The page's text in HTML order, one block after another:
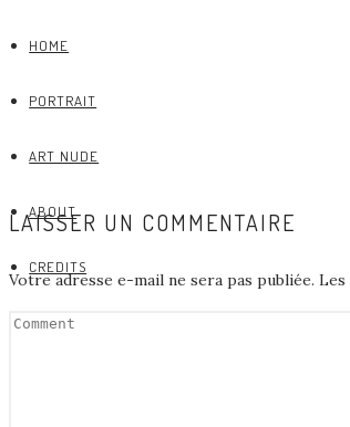
HOME
PORTRAIT
ART NUDE
ABOUT
CREDITS
LAISSER UN COMMENTAIRE
Votre adresse e-mail ne sera pas publiée. Les